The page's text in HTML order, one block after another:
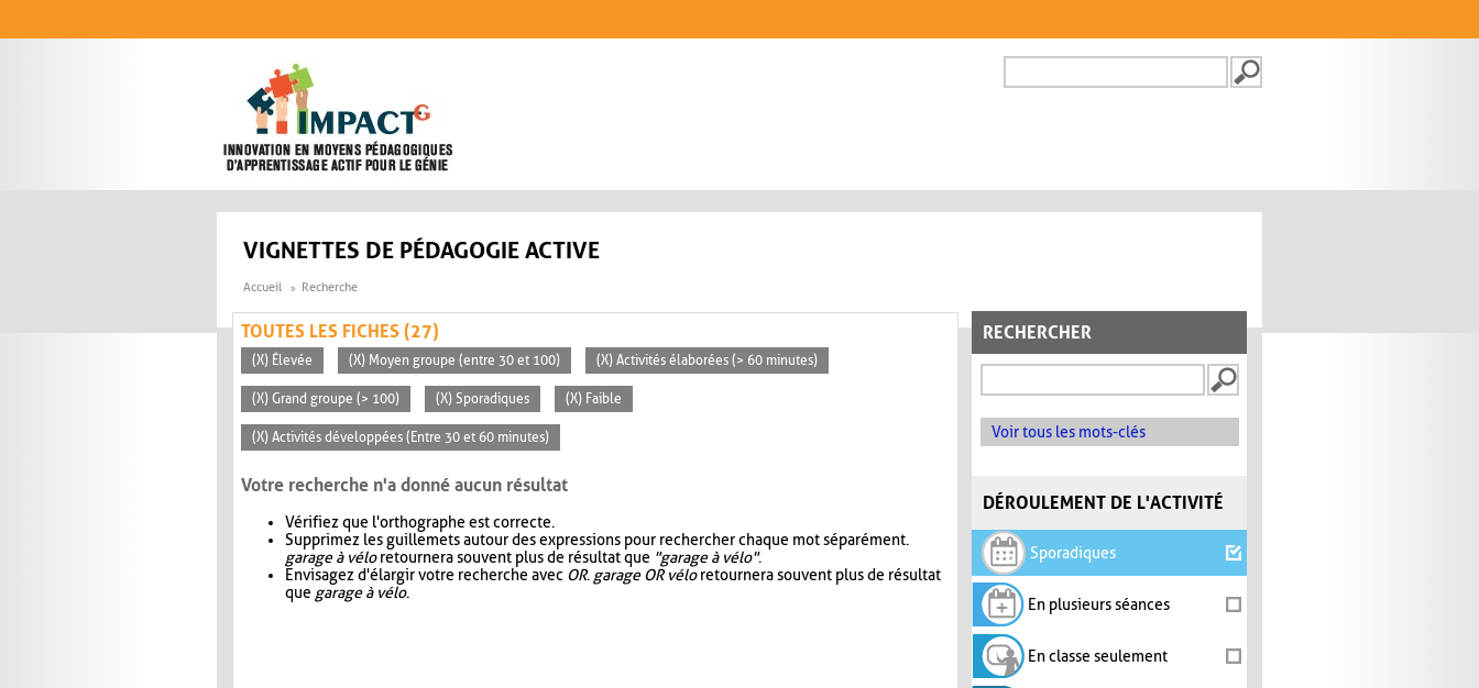
FORMULAIRE DE
VIGNETTES DE PÉDAGOGIE ACTIVE
Accueil Recherche
RECHERCHER
Voir tous les mots-clés
DÉROULEMENT DE L'ACTIVITÉ
Sporadiques
En plusieurs séances
En classe seulement
TOUTES LES FICHES (27)
(X) Élevée (X) Moyen groupe (entre 30 et 100) (X) Activités élaborées (> 60 minutes)
(X) Grand groupe (> 100) (X) Sporadiques (X) Faible
(X) Activités développées (Entre 30 et 60 minutes)
Votre recherche n'a donné aucun résultat
Vérifiez que l'orthographe est correcte.
Supprimez les guillemets autour des expressions pour rechercher chaque mot séparément.
garage à véloretournera souvent plus de résultat que "garage à vélo".
Envisagez d'élargir votre recherche avec OR. garage OR véloretournera souvent plus de résultat
que garage à vélo.